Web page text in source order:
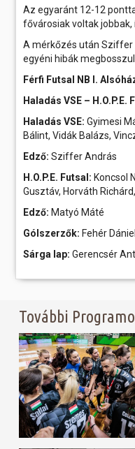
Az egyaránt 12-12
fővárosiak voltak jobbak,
A mérkőzés után Sziffer
egyéni hibák
Férfi Futsal NB I.
Haladás VSE –
Haladás VSE: Gyimesi
Bálint, Vidák Balázs,
Edző: Sziffer András
H.O.P.E. Futsal: Koncsol
Gusztáv, Horváth
Edző: Matyó Máté
Gólszerzők: Fehér
Sárga lap: Gerencsér
További